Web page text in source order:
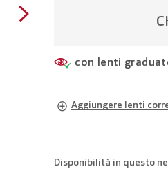
con lenti
Aggiungere lenti
Occhiali con lenti
Disponibilità in questo